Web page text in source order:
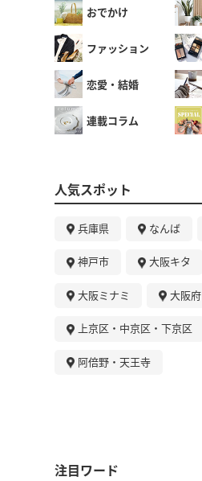
おでかけ
ファッション
恋愛・結婚
連載コラム
人気スポット
兵庫県 なんば
神戸市 大阪キタ
大阪ミナミ 大阪府
上京区・中京区・下京区
阿倍野・天王寺
注目ワード